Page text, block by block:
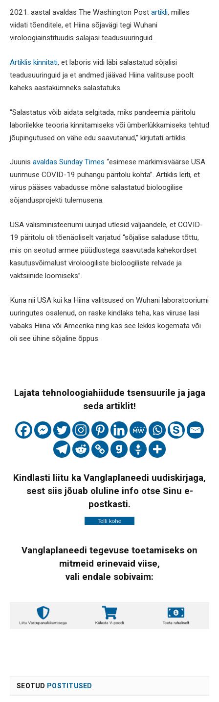
2021. aastal avaldas The Washington Post artikli, milles
viidati tõenditele, et Hiina sõjavägi tegi Wuhani
viroloogiainstituudis salajasi teadusuuringuid.
Artiklis kinnitati, et laboris viidi läbi salastatud sõjalisi
teadusuuringuid ja et andmed jäävad Hiina valitsuse poolt
kaheks aastakümneks salastatuks.
“Salastatus võib aidata selgitada, miks pandeemia päritolu
laborilekke teooria kinnitamiseks või ümberlükkamiseks tehtud
jõupingutused on vähe edu saavutanud,” kirjutati artiklis.
Juunis avaldas Sunday Times “esimese märkimisväärse USA
uurimuse COVID-19 puhangu päritolu kohta”. Artiklis leiti, et
viirus pääses vabadusse mõne salastatud bioloogilise
sõjandusprojekti tulemusena.
USA välisministeeriumi uurijad ütlesid väljaandele, et COVID-
19 päritolu oli tõenäoliselt varjatud “sõjalise saladuse tõttu,
mis on seotud armee püüdlustega saavutada kahekordset
kasutusvõimalust viroloogiliste bioloogiliste relvade ja
vaktsiinide loomiseks”.
Kuna nii USA kui ka Hiina valitsused on Wuhani laboratooriumi
uuringutes osalenud, on raske kindlaks teha, kas viiruse lasi
vabaks Hiina või Ameerika ning kas see lekkis kogemata või
oli see ühine sõjaline õppus.
Lajata tehnoloogiahiidude tsensuurile ja jaga
seda artiklit!
Kindlasti liitu ka Vanglaplaneedi uudiskirjaga,
sest siis jõuab oluline info otse Sinu e-
postkasti.
Vanglaplaneedi tegevuse toetamiseks on
mitmeid erinevaid viise,
vali endale sobivaim:
SEOTUD POSTITUSED